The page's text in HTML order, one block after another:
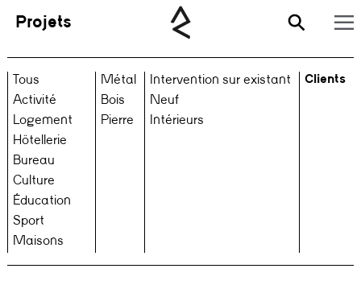
Projets
Tous
Activité
Logement
Hôtellerie
Bureau
Culture
Éducation
Sport
Maisons
Métal
Bois
Pierre
Intervention sur existant
Neuf
Intérieurs
Clients